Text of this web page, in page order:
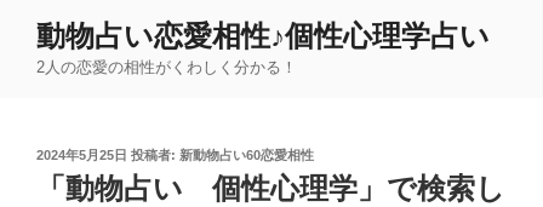
動物占い恋愛相性♪個性心理学占い
2人の恋愛の相性がくわしく分かる！
投
2024年5月25日 投稿者: 新動物占い60恋愛相性
「動物占い 個性心理学」で検索し